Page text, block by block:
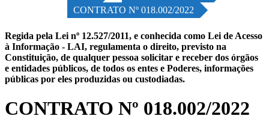
CONTRATO Nº 018.002/2022
Regida pela Lei nº 12.527/2011, e conhecida como Lei de Acesso
à Informação - LAI, regulamenta o direito, previsto na
Constituição, de qualquer pessoa solicitar e receber dos órgãos
e entidades públicos, de todos os entes e Poderes, informações
públicas por eles produzidas ou custodiadas.
CONTRATO Nº 018.002/2022